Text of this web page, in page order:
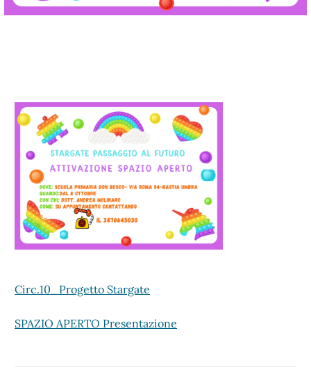
Circ.10_Progetto Stargate
SPAZIO APERTO Presentazione